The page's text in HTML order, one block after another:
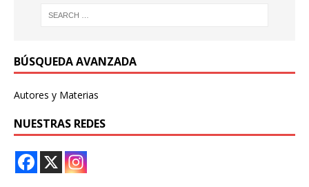
BÚSQUEDA AVANZADA
Autores y Materias
NUESTRAS REDES